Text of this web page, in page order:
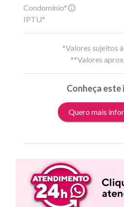
Condomínio*
IPTU*
*Valores sujeitos
**Valores
Conheça este
Quero mais